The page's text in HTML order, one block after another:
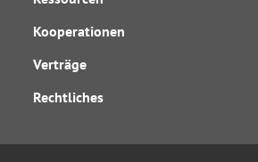
Kooperationen
Verträge
Rechtliches